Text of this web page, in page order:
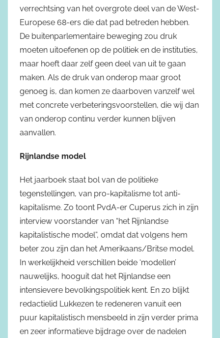
verrechtsing van het overgrote deel van de West-
Europese 68-ers die dat pad betreden hebben.
De buitenparlementaire beweging zou druk
moeten uitoefenen op de politiek en de instituties,
maar hoeft daar zelf geen deel van uit te gaan
maken. Als de druk van onderop maar groot
genoeg is, dan komen ze daarboven vanzelf wel
met concrete verbeteringsvoorstellen, die wij dan
van onderop continu verder kunnen blijven
aanvallen.
Rijnlandse model
Het jaarboek staat bol van de politieke
tegenstellingen, van pro-kapitalisme tot anti-
kapitalisme. Zo toont PvdA-er Cuperus zich in zijn
interview voorstander van “het Rijnlandse
kapitalistische model”, omdat dat volgens hem
beter zou zijn dan het Amerikaans/Britse model.
In werkelijkheid verschillen beide ‘modellen’
nauwelijks, hooguit dat het Rijnlandse een
intensievere bevolkingspolitiek kent. En zo blijkt
redactielid Lukkezen te redeneren vanuit een
puur kapitalistisch mensbeeld in zijn verder prima
en zeer informatieve bijdrage over de nadelen